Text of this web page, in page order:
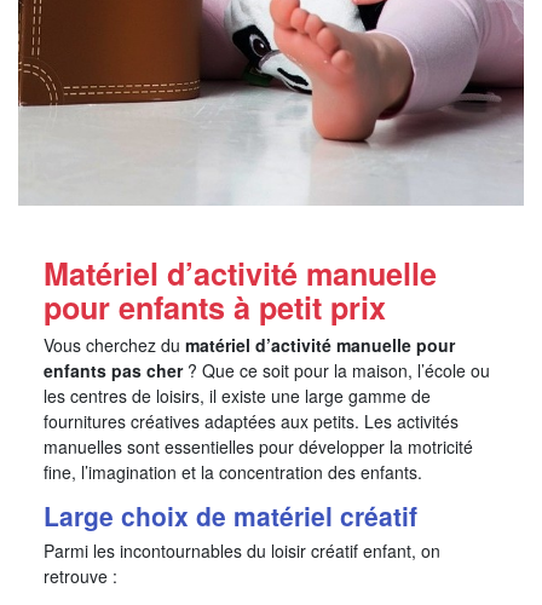
Matériel d’activité manuelle
pour enfants à petit prix
Vous cherchez du matériel d’activité manuelle pour
enfants pas cher? Que ce soit pour la maison, l’école ou
les centres de loisirs, il existe une large gamme de
fournitures créatives adaptées aux petits. Les activités
manuelles sont essentielles pour développer la motricité
fine, l’imagination et la concentration des enfants.
Large choix de matériel créatif
Parmi les incontournables du loisir créatif enfant, on
retrouve :